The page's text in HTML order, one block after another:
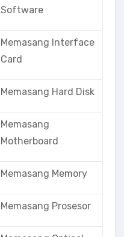
Software
Memasang Interface
Card
Memasang Hard Disk
Memasang
Motherboard
Memasang Memory
Memasang Prosesor